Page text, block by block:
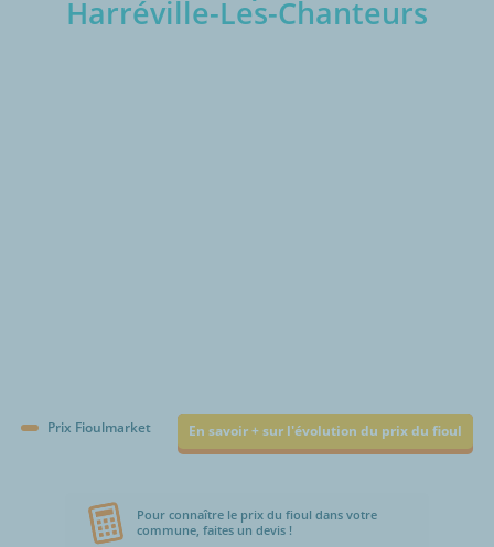
Harréville-Les-Chanteurs
Prix Fioulmarket En savoir + sur l'évolution du prix du fioul
Pour connaître le prix du fioul dans votre
commune, faites un devis !